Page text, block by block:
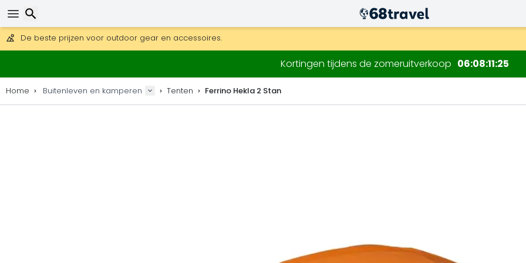
Gratis verzending bij bestellingen boven 169 €.
DHL Express is ook beschikbaar.
30 dagen retour, 90 dagen voor houten kaarten en decoraties.
De beste prijzen voor outdoor gear en accessoires.
Kortingen tijdens de zomeruitverkoop 06081124
Home Buitenleven en kamperen Tenten Ferrino Hekla 2 Stan